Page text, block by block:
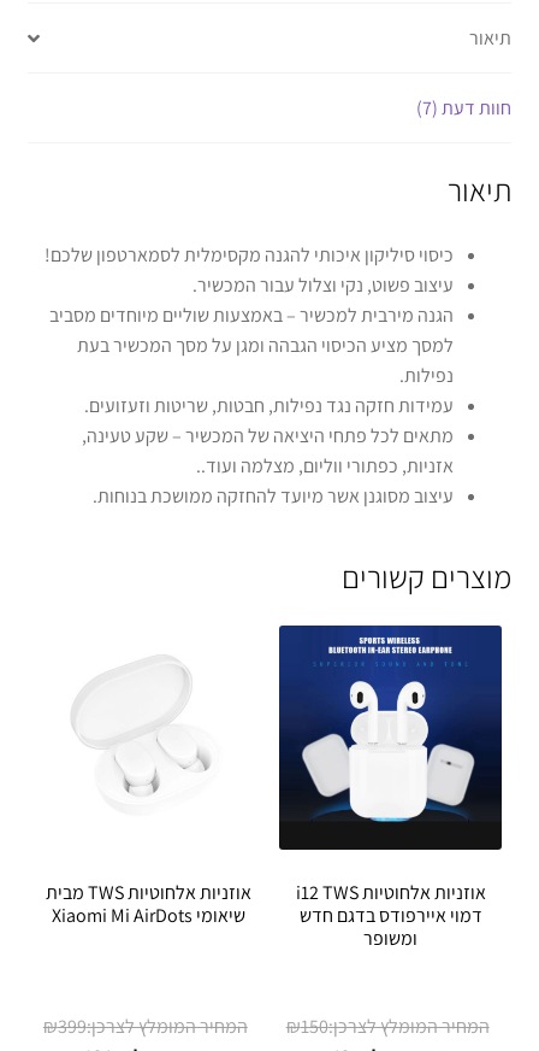
תיאור
חוות דעת (7)
תיאור
כיסוי סיליקון איכותי להגנה מקסימלית לסמארטפון שלכם!
עיצוב פשוט, נקי וצלול עבור המכשיר.
הגנה מירבית למכשיר – באמצעות שוליים מיוחדים מסביב
למסך מציע הכיסוי הגבהה ומגן על מסך המכשיר בעת
נפילות.
עמידות חזקה נגד נפילות, חבטות, שריטות וזעזועים.
מתאים לכל פתחי היציאה של המכשיר – שקע טעינה,
אזניות, כפתורי ווליום, מצלמה ועוד..
עיצוב מסוגנן אשר מיועד להחזקה ממושכת בנוחות.
מוצרים קשורים
אוזניות אלחוטיות i12 TWS
דמוי איירפודס בדגם חדש
ומשופר
₪150 המחיר
אוזניות אלחוטיות TWS מבית
שיאומי Xiaomi Mi AirDots
₪399